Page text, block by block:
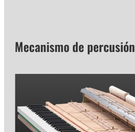
Mecanismo de percusión